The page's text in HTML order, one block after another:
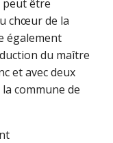
peut être
chœur de la
également
du maître
et avec deux
commune de